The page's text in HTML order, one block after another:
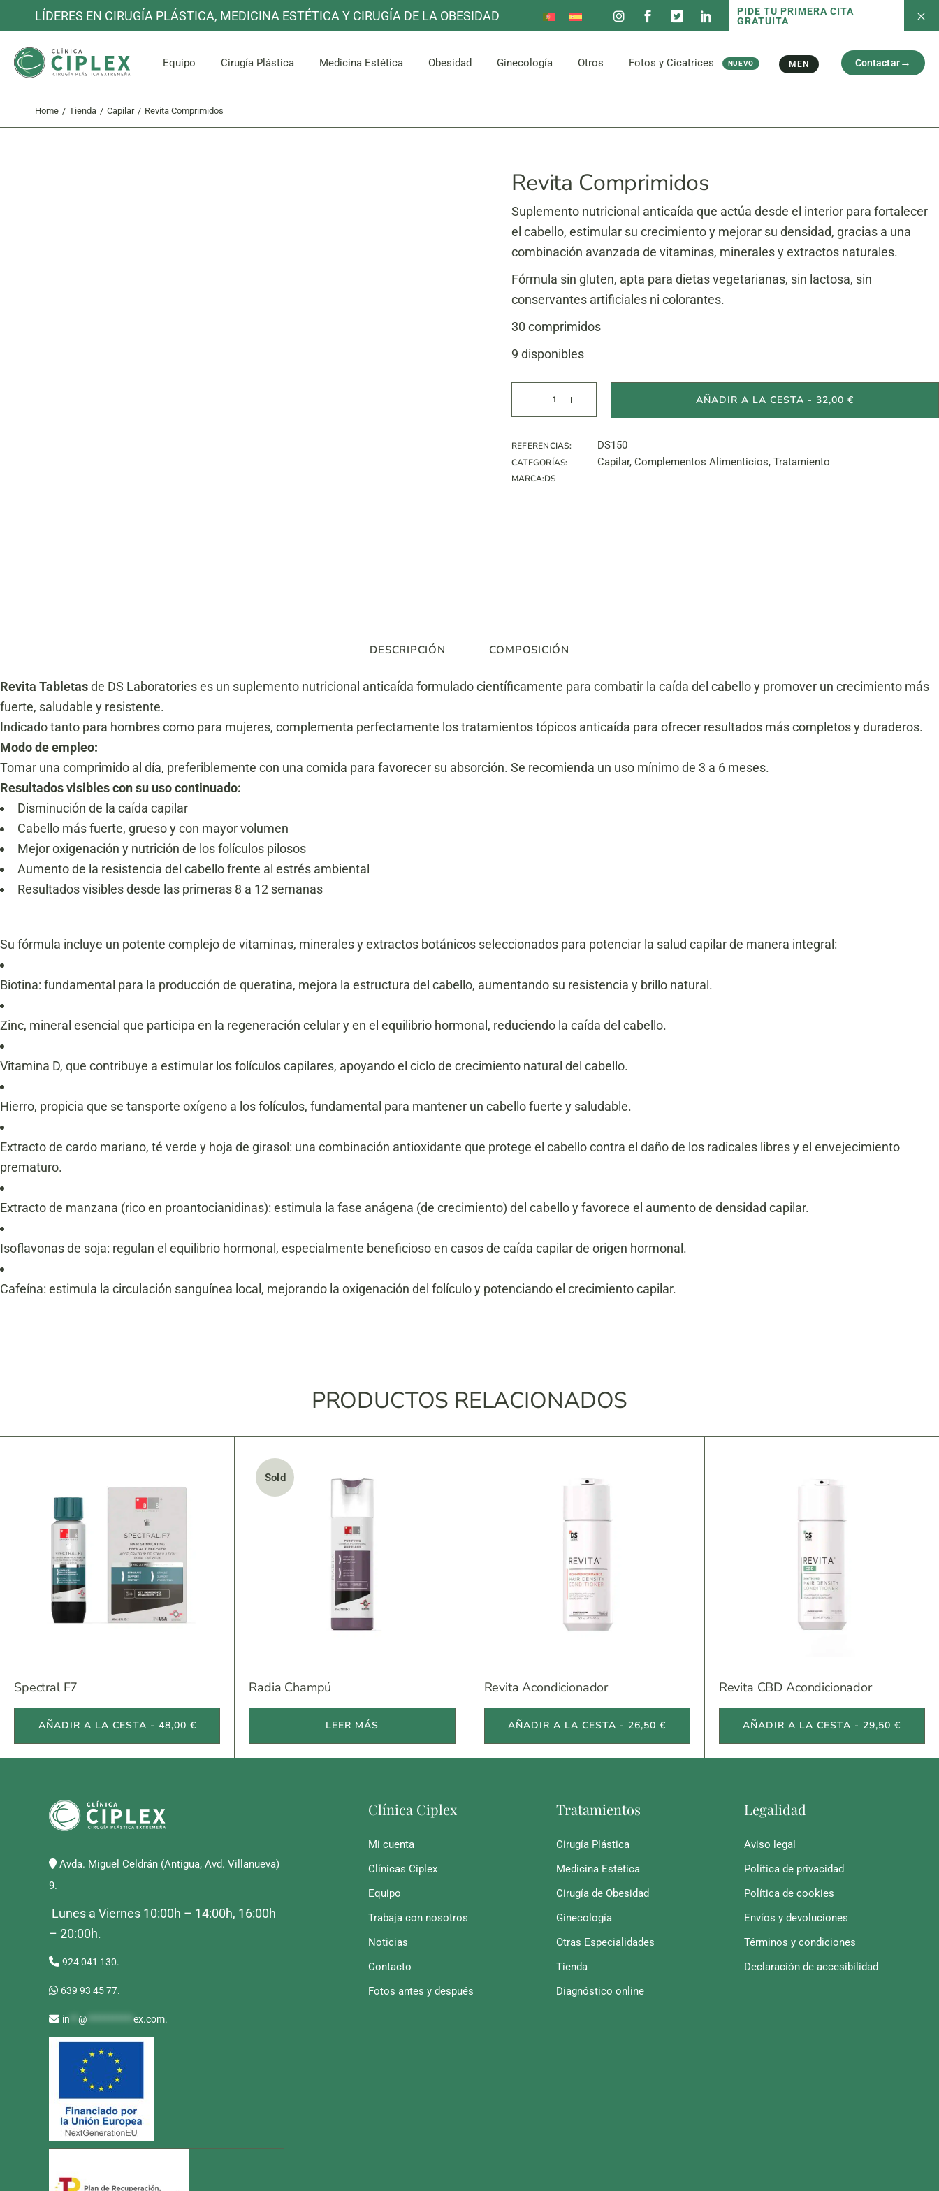
the
LÍDERES EN CIRUGÍA PLÁSTICA, MEDICINA ESTÉTICA Y CIRUGÍA DE LA OBESIDAD
PIDE TU PRIMERA CITA
GRATUITA
Equipo Cirugía Plástica
Mama
Medicina Estética
Capilar
Obesidad Ginecología Otros
Otros servicios
Fotos y Cicatrices NUEVO
Fotos antes/después
MEN
Cara
Contactar
Mama
Brazos y Piernas
Reducción de Estómago
Bypass Gástrico
Otros serviciosFotos antes/después
Home Tienda Capilar Revita Comprimidos
Revita Comprimidos
Suplemento nutricional anticaída que actúa desde el interior para fortalecer
el cabello, estimular su crecimiento y mejorar su densidad, gracias a una
combinación avanzada de vitaminas, minerales y extractos naturales.
Fórmula sin gluten, apta para dietas vegetarianas, sin lactosa, sin
conservantes artificiales ni colorantes.
30 comprimidos
9 disponibles
AÑADIR A LA CESTA - 32,00 €
REFERENCIAS: DS150
CATEGORÍAS: Capilar, Complementos Alimenticios, Tratamiento
MARCA:DS
DESCRIPCIÓN COMPOSICIÓN
Revita Tabletasde DS Laboratories es un suplemento nutricional anticaída formulado científicamente para combatir la caída del cabello y promover un crecimiento más
fuerte, saludable y resistente.
Indicado tanto para hombres como para mujeres, complementa perfectamente los tratamientos tópicos anticaída para ofrecer resultados más completos y duraderos.
Modo de empleo:
Tomar una comprimido al día, preferiblemente con una comida para favorecer su absorción. Se recomienda un uso mínimo de 3 a 6 meses.
Resultados visibles con su uso continuado:
Disminución de la caída capilar
Cabello más fuerte, grueso y con mayor volumen
Mejor oxigenación y nutrición de los folículos pilosos
Aumento de la resistencia del cabello frente al estrés ambiental
Resultados visibles desde las primeras 8 a 12 semanas
Su fórmula incluye un potente complejo de vitaminas, minerales y extractos botánicos seleccionados para potenciar la salud capilar de manera integral:
Biotina: fundamental para la producción de queratina, mejora la estructura del cabello, aumentando su resistencia y brillo natural.
Zinc, mineral esencial que participa en la regeneración celular y en el equilibrio hormonal, reduciendo la caída del cabello.
Vitamina D, que contribuye a estimular los folículos capilares, apoyando el ciclo de crecimiento natural del cabello.
Hierro, propicia que se tansporte oxígeno a los folículos, fundamental para mantener un cabello fuerte y saludable.
Extracto de cardo mariano, té verde y hoja de girasol: una combinación antioxidante que protege el cabello contra el daño de los radicales libres y el envejecimiento
prematuro.
Extracto de manzana (rico en proantocianidinas): estimula la fase anágena (de crecimiento) del cabello y favorece el aumento de densidad capilar.
Isoflavonas de soja: regulan el equilibrio hormonal, especialmente beneficioso en casos de caída capilar de origen hormonal.
Cafeína: estimula la circulación sanguínea local, mejorando la oxigenación del folículo y potenciando el crecimiento capilar.
PRODUCTOS RELACIONADOS
Spectral F7
AÑADIR A LA CESTA - 48,00 €
Sold
Radia Champú
LEER MÁS
Revita Acondicionador
AÑADIR A LA CESTA - 26,50 €
Revita CBD Acondicionador
AÑADIR A LA CESTA - 29,50 €
Avda. Miguel Celdrán (Antigua, Avd. Villanueva)
9.
Lunes a Viernes 10:00h – 14:00h, 16:00h
– 20:00h.
924 041 130.
639 93 45 77.
in @ ex.com.
Clínica Ciplex
Mi cuenta
Clínicas Ciplex
Equipo
Trabaja con nosotros
Noticias
Contacto
Fotos antes y después
Tratamientos
Cirugía Plástica
Medicina Estética
Cirugía de Obesidad
Ginecología
Otras Especialidades
Tienda
Diagnóstico online
Legalidad
Aviso legal
Política de privacidad
Política de cookies
Envíos y devoluciones
Términos y condiciones
Declaración de accesibilidad